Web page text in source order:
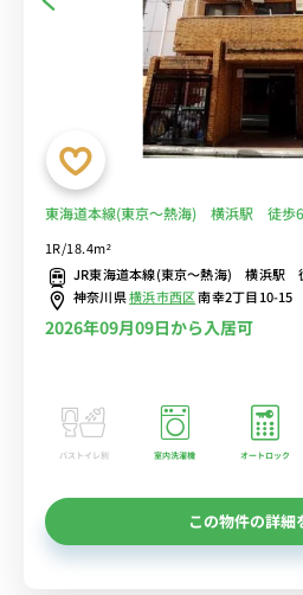
東海道本線(東京～熱海) 横浜駅 徒歩6
1R/18.4m²
JR東海道本線(東京～熱海) 横浜駅
神奈川県横浜市西区南幸2丁目10-15
2026年09月09日から入居可
バストイレ別 室内洗濯機 オートロック
この物件の詳細